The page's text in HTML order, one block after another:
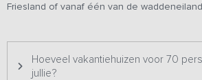
Friesland of vanaf één van de
Hoeveel vakantiehuizen voor 70
jullie?